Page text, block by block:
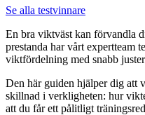
Se alla testvinnare
En bra viktväst kan förvandla
prestanda har vårt expertteam
viktfördelning med snabb
Den här guiden hjälper dig att
skillnad i verkligheten: hur
att du får ett pålitligt